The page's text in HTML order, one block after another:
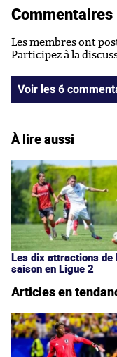
Commentaires
Les membres ont
Participez à la
Voir les 6
À lire aussi
Les dix attractions de
saison en Ligue 2
Articles en